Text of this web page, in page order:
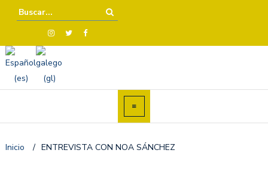
Inicio / ENTREVISTA CON NOA SÁNCHEZ